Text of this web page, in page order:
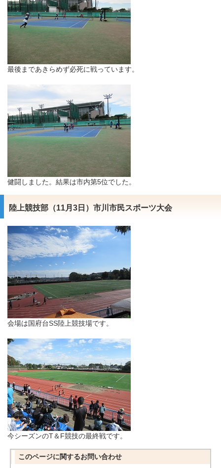
最後まであきらめず必死に戦っています。
健闘しました。結果は市内第5位でした。
陸上競技部（11月3日）市川市民スポーツ大会
会場は国府台SS陸上競技場です。
今シーズンのT＆F競技の最終戦です。
このページに関するお問い合わせ